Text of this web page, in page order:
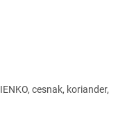
cesnak, koriander,